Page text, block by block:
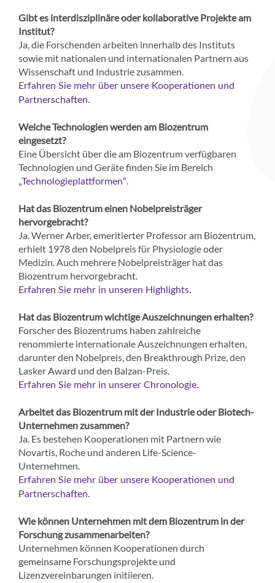
Gibt es interdisziplinäre oder kollaborative Projekte am
Institut?
Ja, die Forschenden arbeiten innerhalb des Instituts
sowie mit nationalen und internationalen Partnern aus
Wissenschaft und Industrie zusammen.
Erfahren Sie mehr über unsere Kooperationen und
Partnerschaften.
Welche Technologien werden am Biozentrum
eingesetzt?
Eine Übersicht über die am Biozentrum verfügbaren
Technologien und Geräte finden Sie im Bereich
„Technologieplattformen“.
Hat das Biozentrum einen Nobelpreisträger
hervorgebracht?
Ja. Werner Arber, emeritierter Professor am Biozentrum,
erhielt 1978 den Nobelpreis für Physiologie oder
Medizin. Auch mehrere Nobelpreisträger hat das
Biozentrum hervorgebracht.
Erfahren Sie mehr in unseren Highlights.
Hat das Biozentrum wichtige Auszeichnungen erhalten?
Forscher des Biozentrums haben zahlreiche
renommierte internationale Auszeichnungen erhalten,
darunter den Nobelpreis, den Breakthrough Prize, den
Lasker Award und den Balzan-Preis.
Erfahren Sie mehr in unserer Chronologie.
Arbeitet das Biozentrum mit der Industrie oder Biotech-
Unternehmen zusammen?
Ja. Es bestehen Kooperationen mit Partnern wie
Novartis, Roche und anderen Life-Science-
Unternehmen.
Erfahren Sie mehr über unsere Kooperationen und
Partnerschaften.
Wie können Unternehmen mit dem Biozentrum in der
Forschung zusammenarbeiten?
Unternehmen können Kooperationen durch
gemeinsame Forschungsprojekte und
Lizenzvereinbarungen initiieren.